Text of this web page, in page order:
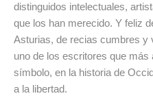
distinguidos intelectuales,
que los han merecido. Y feliz
Asturias, de recias cumbres y
uno de los escritores que
símbolo, en la historia de
a la libertad.